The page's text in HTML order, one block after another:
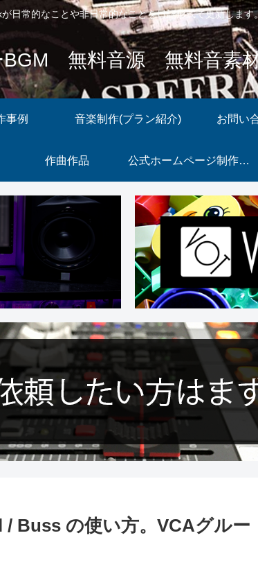
が日常的なことや非日常的なことを日記形式で更新します
無料音源 無料音素
事例 音楽制作(プラン紹介) お問い
作曲作品 公式ホームページ制作サービス
/ Buss の使い方。VCAグルー